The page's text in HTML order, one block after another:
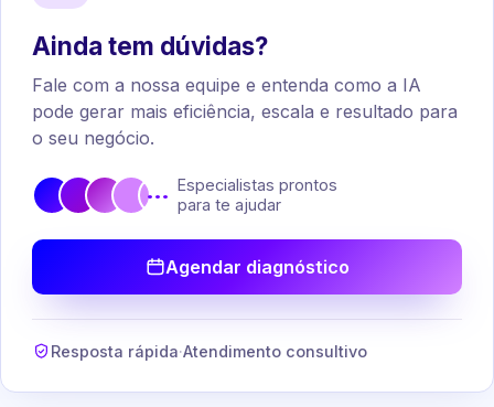
Ainda tem dúvidas?
Fale com a nossa equipe e entenda como a IA
pode gerar mais eficiência, escala e resultado para
o seu negócio.
•••
Especialistas prontos
para te ajudar
Agendar diagnóstico
Resposta rápida·Atendimento consultivo